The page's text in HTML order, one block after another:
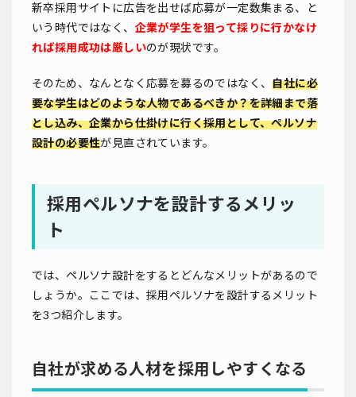
新卒採用サイトに広告を出せば応募が一定数集まる、と
いう時代ではなく、 企業が学生を狙って採りに行かなけ
れば採用成功は厳しいのが現状です。
そのため、なんとなく応募を募るのではなく、自社に必
要な学生はどのような人物であるべきか？を詳細まで落
とし込み、企業から仕掛けに行く採用として、ペルソナ
設計の必要性が見直されています。
採用ペルソナを設計するメリッ
ト
では、ペルソナ設計をするとどんなメリットがあるので
しょうか。ここでは、採用ペルソナを設計するメリット
を3つ紹介します。
自社が求める人材を採用しやすくなる